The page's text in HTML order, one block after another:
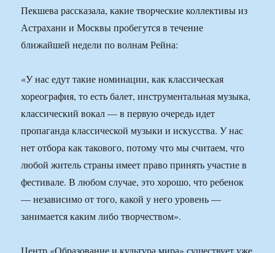
Пекшева рассказала, какие творческие коллективы из
Астрахани и Москвы пробегутся в течение
ближайшей недели по волнам Рейна:
«У нас едут такие номинации, как классическая
хореография, то есть балет, инструментальная музыка,
классический вокал — в первую очередь идет
пропаганда классической музыки и искусства. У нас
нет отбора как такового, потому что мы считаем, что
любой житель страны имеет право принять участие в
фестивале. В любом случае, это хорошо, что ребенок
— независимо от того, какой у него уровень —
занимается каким либо творчеством».
Центр «Образование и культура мира» существует уже